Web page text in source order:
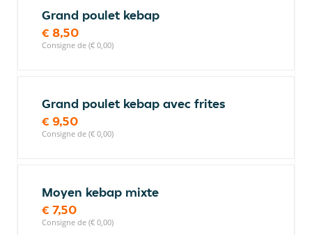
Grand poulet kebap
€ 8,50
Consigne de (€ 0,00)
Grand poulet kebap avec frites
€ 9,50
Consigne de (€ 0,00)
Moyen kebap mixte
€ 7,50
Consigne de (€ 0,00)